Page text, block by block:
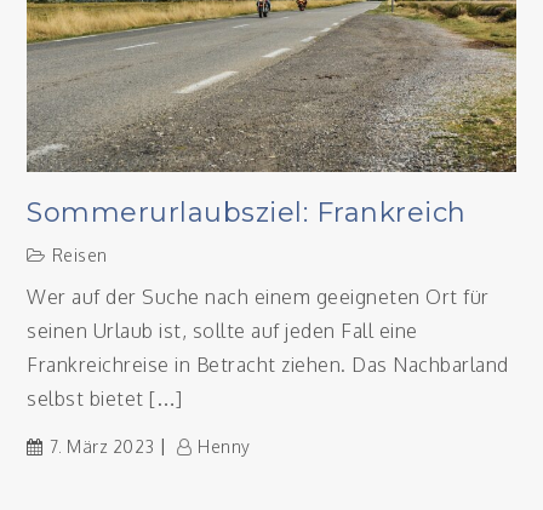
Sommerurlaubsziel: Frankreich
Reisen
Wer auf der Suche nach einem geeigneten Ort für
seinen Urlaub ist, sollte auf jeden Fall eine
Frankreichreise in Betracht ziehen. Das Nachbarland
selbst bietet […]
7. März 2023 Henny